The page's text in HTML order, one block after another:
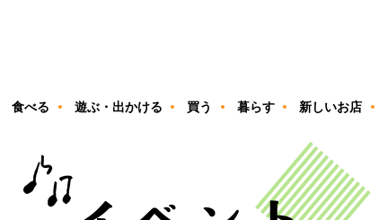
食べる 遊ぶ・出かける 買う 暮らす 新しいお店